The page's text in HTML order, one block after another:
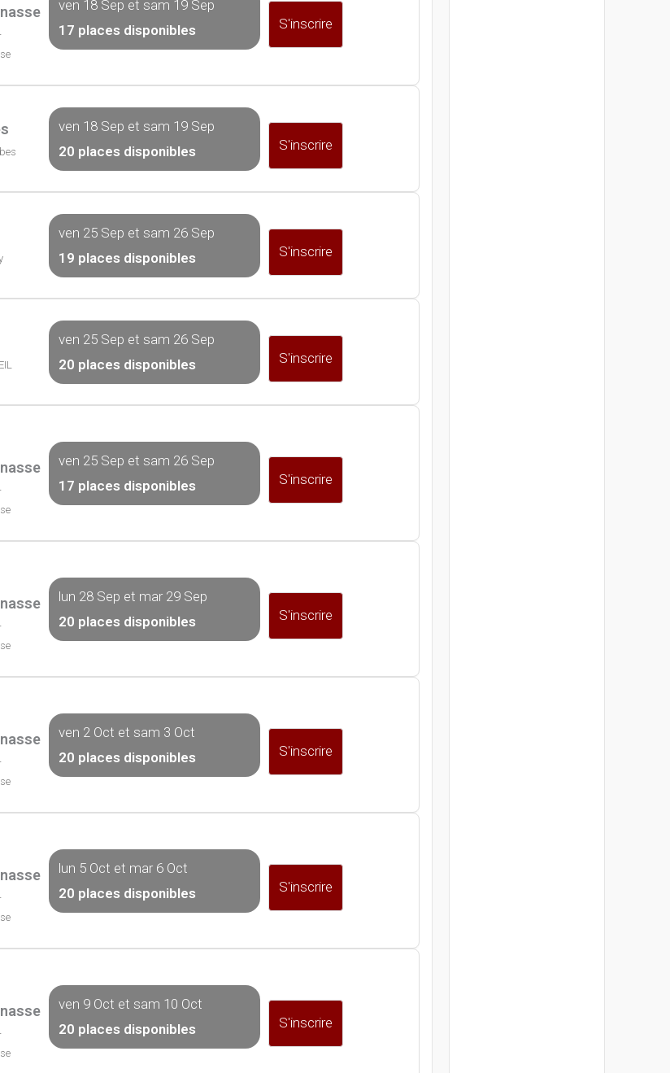
ven 18 Sep et sam 19 Sep
17 places disponibles
S'inscrire
ven 18 Sep et sam 19 Sep
20 places disponibles
S'inscrire
ven 25 Sep et sam 26 Sep
19 places disponibles
S'inscrire
ven 25 Sep et sam 26 Sep
20 places disponibles
S'inscrire
ven 25 Sep et sam 26 Sep
17 places disponibles
S'inscrire
lun 28 Sep et mar 29 Sep
20 places disponibles
S'inscrire
ven 2 Oct et sam 3 Oct
20 places disponibles
S'inscrire
lun 5 Oct et mar 6 Oct
20 places disponibles
S'inscrire
ven 9 Oct et sam 10 Oct
20 places disponibles
S'inscrire